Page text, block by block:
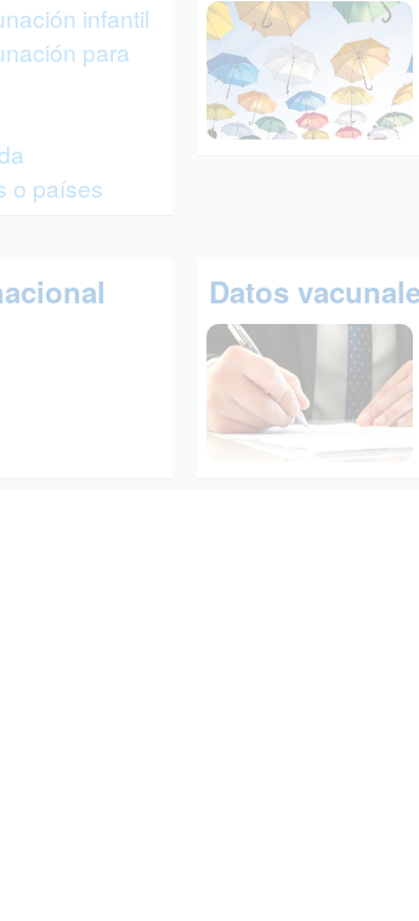
infantil
para
o países
Datos